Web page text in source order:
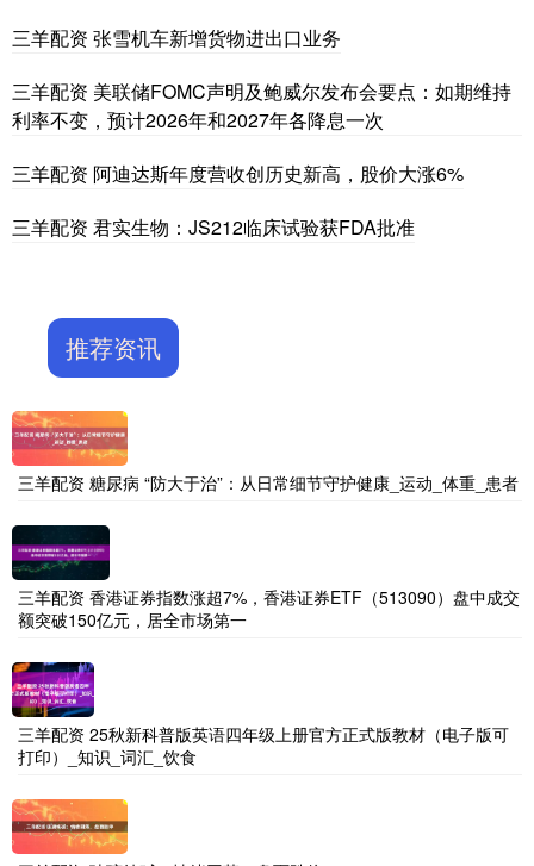
三羊配资 张雪机车新增货物进出口业务
三羊配资 美联储FOMC声明及鲍威尔发布会要点：如期维持
利率不变，预计2026年和2027年各降息一次
三羊配资 阿迪达斯年度营收创历史新高，股价大涨6%
三羊配资 君实生物：JS212临床试验获FDA批准
推荐资讯
三羊配资 糖尿病 “防大于治”：从日常细节守护健康_运动_体重_患者
三羊配资 香港证券指数涨超7%，香港证券ETF（513090）盘中成交
额突破150亿元，居全市场第一
三羊配资 25秋新科普版英语四年级上册官方正式版教材（电子版可
打印）_知识_词汇_饮食